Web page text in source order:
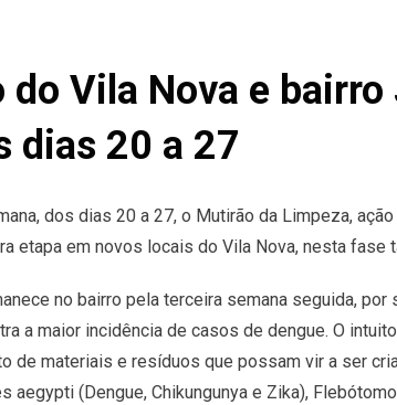
Vila Nova e bairro
dias 20 a 27
dos dias 20 a 27, o Mutirão da Limpeza,
etapa em novos locais do Vila Nova, nesta fase
no bairro pela terceira semana seguida,
a maior incidência de casos de dengue. O
de materiais e resíduos que possam vir a ser
aegypti (Dengue, Chikungunya e Zika),